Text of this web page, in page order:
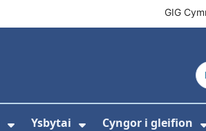
GIG
Ysbytai Cyngor i gleifion